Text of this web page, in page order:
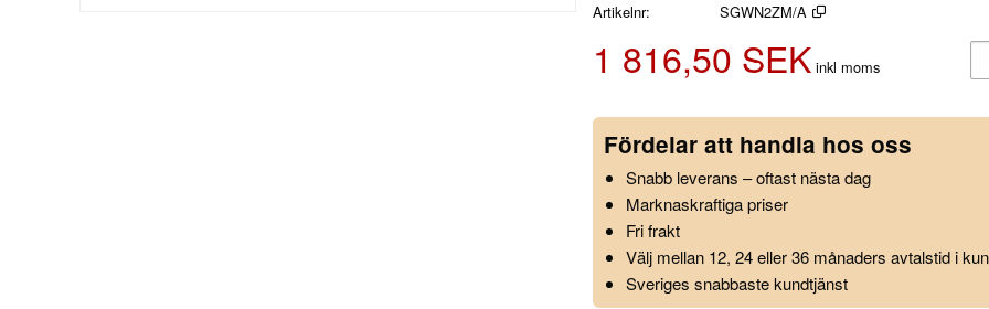
Artikelnr
SGWN2ZM/A
1 816,50 SEK inkl moms
Fördelar att handla hos oss
Snabb leverans – oftast nästa dag
Marknaskraftiga priser
Fri frakt
Välj mellan 12, 24 eller 36 månaders avtalstid i
Sveriges snabbaste kundtjänst